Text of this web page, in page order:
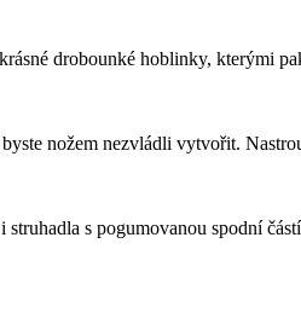
drobounké hoblinky, kterými
nožem nezvládli vytvořit.
s pogumovanou spodní